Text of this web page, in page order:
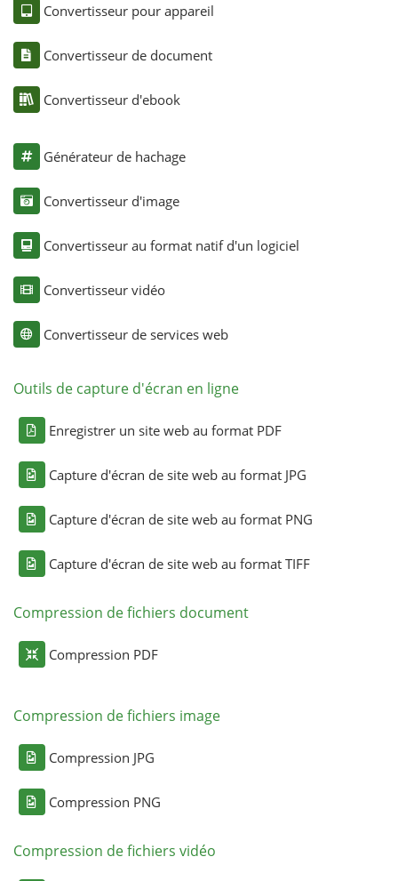
Convertisseur pour appareil
Convertisseur de document
Convertisseur d'ebook
Générateur de hachage
Convertisseur d'image
Convertisseur au format natif d'un logiciel
Convertisseur vidéo
Convertisseur de services web
Outils de capture d'écran en ligne
Enregistrer un site web au format PDF
Capture d'écran de site web au format JPG
Capture d'écran de site web au format PNG
Capture d'écran de site web au format TIFF
Compression de fichiers document
Compression PDF
Compression de fichiers image
Compression JPG
Compression PNG
Compression de fichiers vidéo